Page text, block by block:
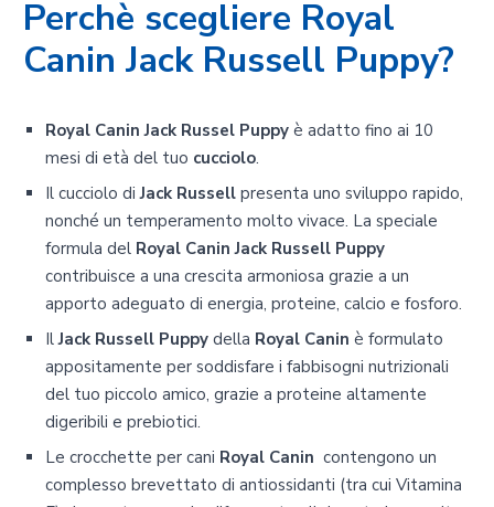
Perchè scegliere Royal
Canin Jack Russell Puppy?
Royal Canin Jack Russel Puppy è adatto fino ai 10
mesi di età del tuo cucciolo.
Il cucciolo diJack Russell presenta uno sviluppo rapido,
nonché un temperamento molto vivace. La speciale
formula del Royal Canin Jack Russell Puppy
contribuisce a una crescita armoniosa grazie a un
apporto adeguato di energia, proteine, calcio e fosforo.
IlJack Russell Puppy della Royal Canin è formulato
appositamente per soddisfare i fabbisogni nutrizionali
del tuo piccolo amico, grazie a proteine altamente
digeribili e prebiotici.
Le crocchette per cani Royal Canin contengono un
complesso brevettato di antiossidanti (tra cui Vitamina